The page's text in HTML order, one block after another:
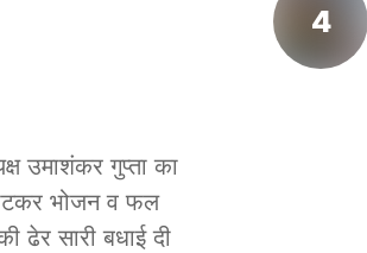
उमाशंकर गुप्ता का
भोजन व फल
ढेर सारी बधाई दी